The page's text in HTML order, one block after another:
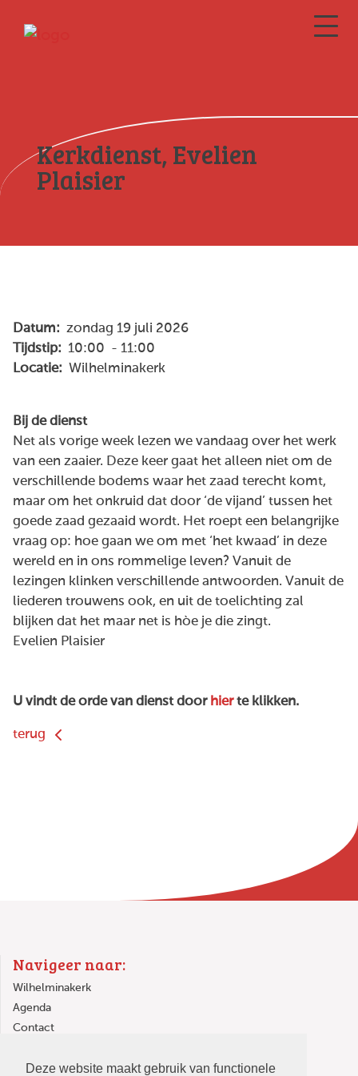
Deze website maakt gebruik van functionele
Kerkdienst, Evelien
Plaisier
Datum: zondag 19 juli 2026
Tijdstip: 10:00 - 11:00
Locatie: Wilhelminakerk
Bij de dienst
Net als vorige week lezen we vandaag over het werk
van een zaaier. Deze keer gaat het alleen niet om de
verschillende bodems waar het zaad terecht komt,
maar om het onkruid dat door ‘de vijand’ tussen het
goede zaad gezaaid wordt. Het roept een belangrijke
vraag op: hoe gaan we om met ‘het kwaad’ in deze
wereld en in ons rommelige leven? Vanuit de
lezingen klinken verschillende antwoorden. Vanuit de
liederen trouwens ook, en uit de toelichting zal
blijken dat het maar net is hòe je die zingt.
Evelien Plaisier
U vindt de orde van dienst door hierte klikken.
terug
Navigeer naar:
Wilhelminakerk
Agenda
Contact
In de Wilhelminakerk